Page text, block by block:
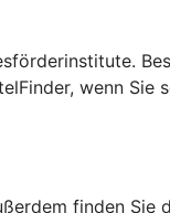
wenn Sie
finden